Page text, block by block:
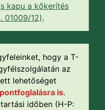
kapu a kőkerítés
01009/12).
hogy a T-
az
lehetőséget
is.
időben (H-P: